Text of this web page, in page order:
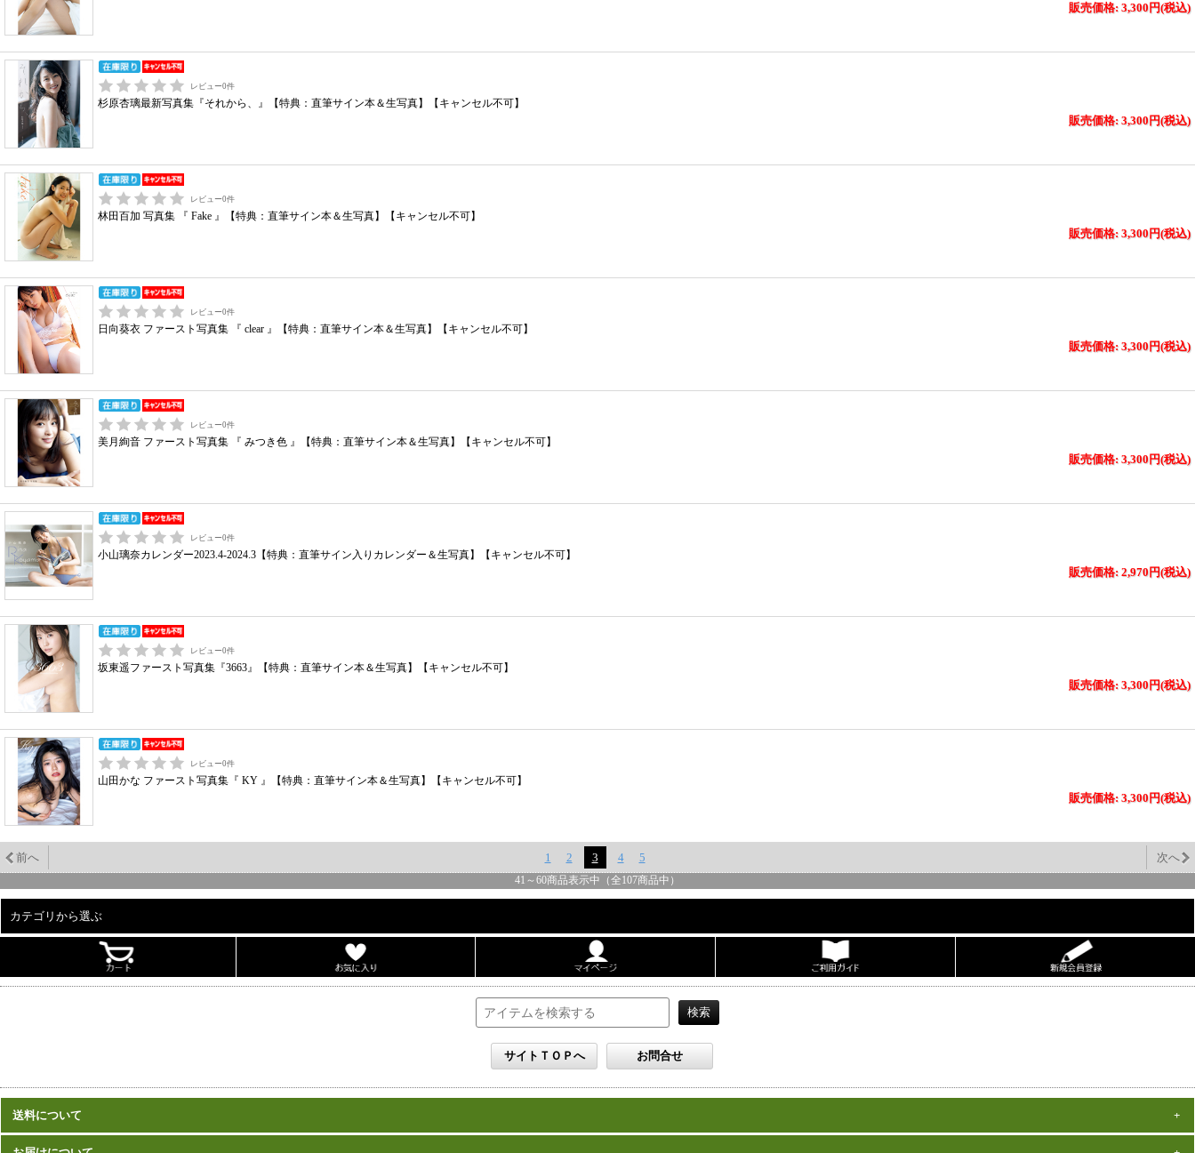
販売価格: 3,300円(税込)
レビュー0件
杉原杏璃最新写真集『それから、』【特典：直筆サイン本＆生写真】【キャンセル不可】
販売価格: 3,300円(税込)
レビュー0件
林田百加 写真集 『 Fake 』【特典：直筆サイン本＆生写真】【キャンセル不可】
販売価格: 3,300円(税込)
レビュー0件
日向葵衣 ファースト写真集 『 clear 』【特典：直筆サイン本＆生写真】【キャンセル不可】
販売価格: 3,300円(税込)
レビュー0件
美月絢音 ファースト写真集 『 みつき色 』【特典：直筆サイン本＆生写真】【キャンセル不可】
販売価格: 3,300円(税込)
レビュー0件
小山璃奈カレンダー2023.4-2024.3【特典：直筆サイン入りカレンダー＆生写真】【キャンセル不可】
販売価格: 2,970円(税込)
レビュー0件
坂東遥ファースト写真集『3663』【特典：直筆サイン本＆生写真】【キャンセル不可】
販売価格: 3,300円(税込)
レビュー0件
山田かな ファースト写真集『 KY 』【特典：直筆サイン本＆生写真】【キャンセル不可】
販売価格: 3,300円(税込)
前へ 1 2 3 4 5 次へ
41 ～ 60商品表示中（全107商品中）
カテゴリから選ぶ
雑誌
送料について